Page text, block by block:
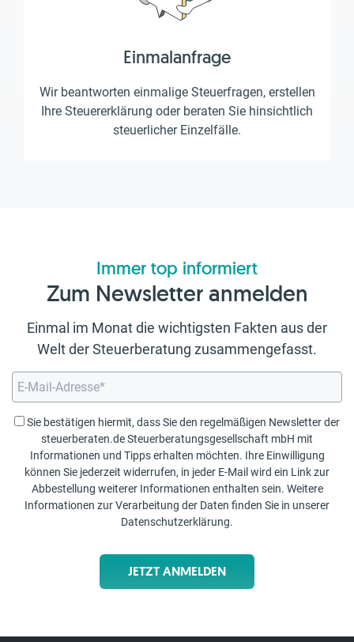
Einmalanfrage
Wir beantworten einmalige Steuerfragen, erstellen
Ihre Steuererklärung oder beraten Sie hinsichtlich
steuerlicher Einzelfälle.
Immer top informiert
Zum Newsletter anmelden
Einmal im Monat die wichtigsten Fakten aus der
Welt der Steuerberatung zusammengefasst.
Sie bestätigen hiermit, dass Sie den regelmäßigen Newsletter der
steuerberaten.de Steuerberatungsgesellschaft mbH mit
Informationen und Tipps erhalten möchten. Ihre Einwilligung
können Sie jederzeit widerrufen, in jeder E-Mail wird ein Link zur
Abbestellung weiterer Informationen enthalten sein. Weitere
Informationen zur Verarbeitung der Daten finden Sie in unserer
Datenschutzerklärung.
JETZT ANMELDEN